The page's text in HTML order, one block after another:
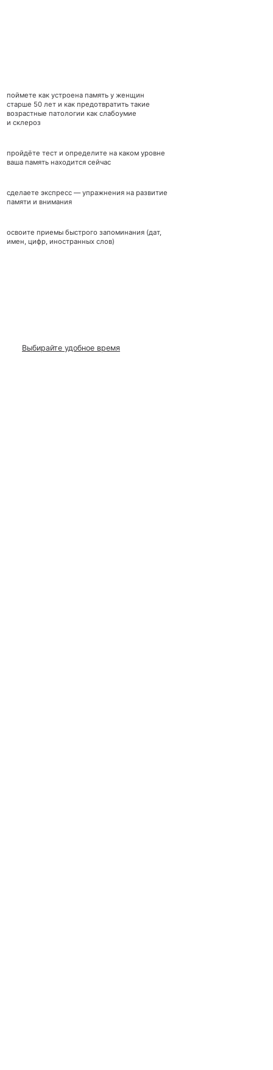
поймете как устроена память у женщин
старше 50 лет и как предотвратить такие
возрастные патологии как слабоумие
и склероз
пройдёте тест и определите на каком уровне
ваша память находится сейчас
сделаете экспресс — упражнения на развитие
памяти и внимания
освоите приемы быстрого запоминания (дат,
имен, цифр, иностранных слов)
Выбирайте удобное время